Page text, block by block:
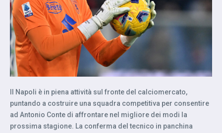
Il Napoli è in piena attività sul fronte del calciomercato,
puntando a costruire una squadra competitiva per consentire
ad Antonio Conte di affrontare nel migliore dei modi la
prossima stagione. La conferma del tecnico in panchina